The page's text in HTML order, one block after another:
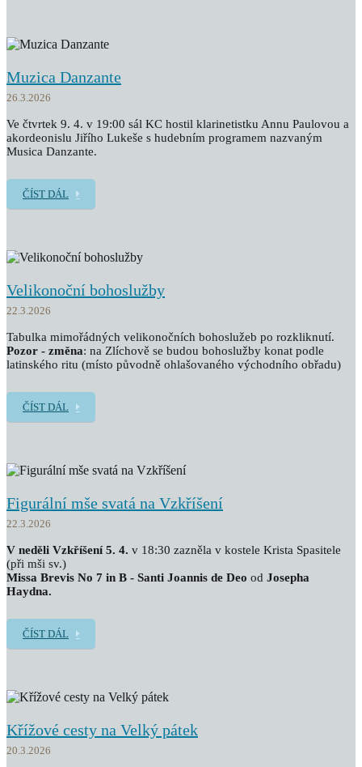
Muzica Danzante
26.3.2026
Ve čtvrtek 9. 4. v 19:00 sál KC hostil klarinetistku Annu Paulovou a
akordeonislu Jiřího Lukeše s hudebním programem nazvaným
Musica Danzante.
ČÍST DÁL
Velikonoční bohoslužby
22.3.2026
Tabulka mimořádných velikonočních bohoslužeb po rozkliknutí.
Pozor - změna: na Zlíchově se budou bohoslužby konat podle
latinského ritu (místo původně ohlašovaného východního obřadu)
ČÍST DÁL
Figurální mše svatá na Vzkříšení
22.3.2026
V neděli Vzkříšení 5. 4. v 18:30 zazněla v kostele Krista Spasitele
(při mši sv.)
Missa Brevis No 7 in B - Santi Joannis de Deo od Josepha
Haydna.
ČÍST DÁL
Křížové cesty na Velký pátek
20.3.2026